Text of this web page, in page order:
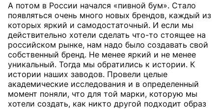
А потом в России начался «пивной бум». Стало
появляться очень много новых брендов, каждый из
которых яркий и самодостаточный. И если мы
действительно хотели сделать что-то стоящее на
российском рынке, нам надо было создавать свой
собственный бренд. Не менее яркий и не менее
уникальный. Тогда мы обратились к истории. К
истории наших заводов. Провели целые
академические исследования и в определенный
момент поняли, что для той марки, которую мы
хотели создать, как никто другой подходит образ